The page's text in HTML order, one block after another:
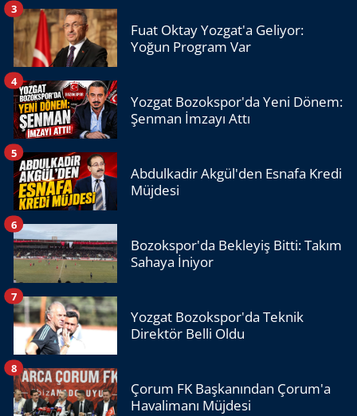
Fuat Oktay Yozgat'a Geliyor:
Yoğun Program Var
3
Yozgat Bozokspor'da Yeni Dönem:
Şenman İmzayı Attı
4
Abdulkadir Akgül'den Esnafa Kredi
Müjdesi
5
Bozokspor'da Bekleyiş Bitti: Takım
Sahaya İniyor
6
Yozgat Bozokspor'da Teknik
Direktör Belli Oldu
7
Çorum FK Başkanından Çorum'a
Havalimanı Müjdesi
8